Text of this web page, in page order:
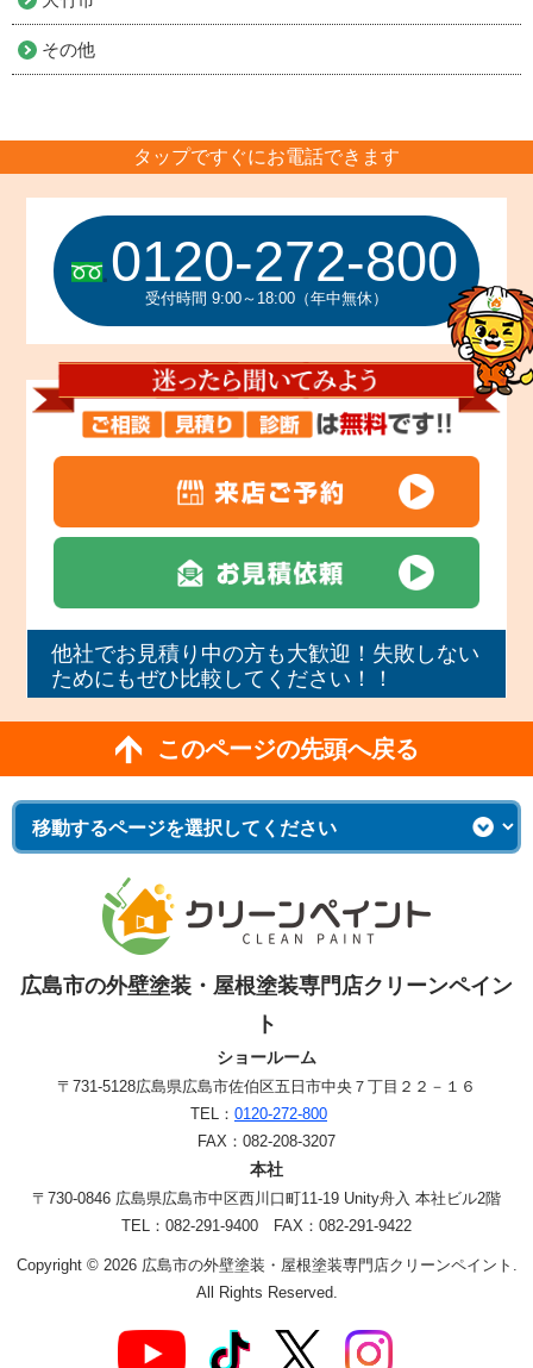
その他
タップですぐにお電話できます
0120-272-800
受付時間 9:00～18:00（年中無休）
他社でお見積り中の方も大歓迎！失敗しない
ためにもぜひ比較してください！！
このページの先頭へ戻る
広島市の外壁塗装・屋根塗装専門店クリーンペイン
ト
ショールーム
〒731-5128広島県広島市佐伯区五日市中央７丁目２２－１６
TEL： 0120-272-800
FAX：082-208-3207
本社
〒730-0846 広島県広島市中区西川口町11-19 Unity舟入 本社ビル2階
TEL：082-291-9400 FAX：082-291-9422
Copyright © 2026 広島市の外壁塗装・屋根塗装専門店クリーンペイント.
All Rights Reserved.